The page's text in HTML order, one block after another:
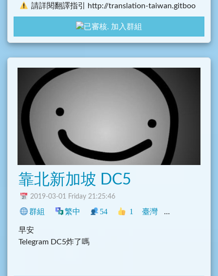
請詳閱翻譯指引 http://translation-taiwan.gitboo
k.io/
加入群組
靠北新加坡 DC5
2019-03-01 Friday 21:25:46
群組 繁中 54 1 臺灣 Telegram
早安
Telegram DC5炸了嗎